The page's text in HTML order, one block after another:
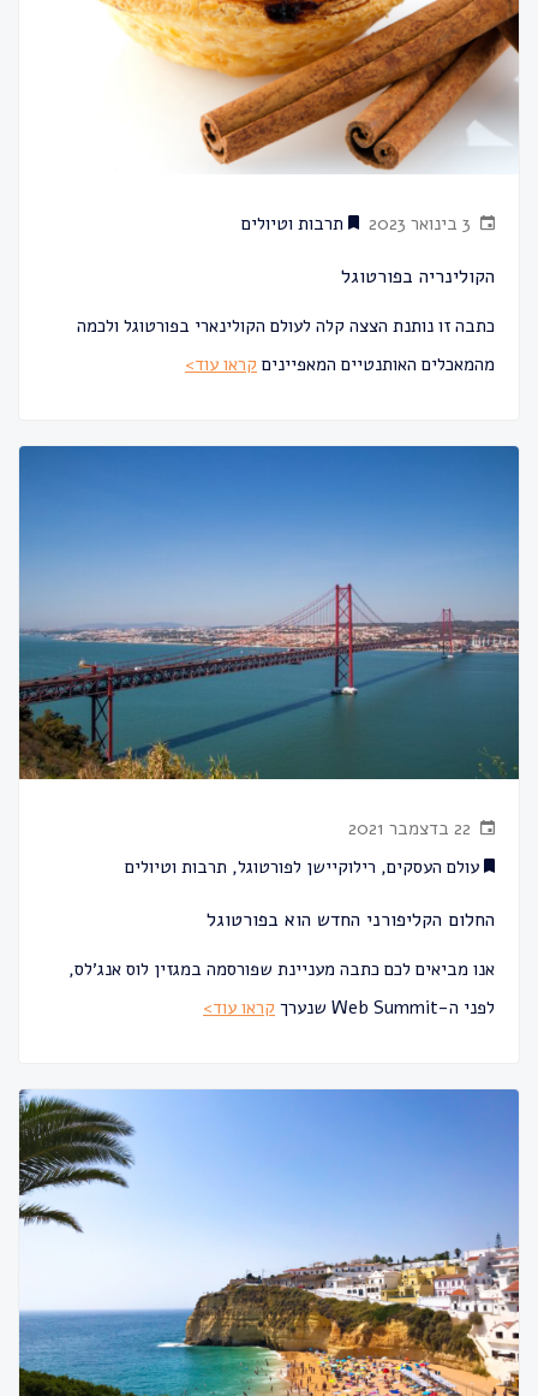
תרבות וטיולים
הקולינריה בפורטוגל
כתבה זו נותנת הצצה קלה לעולם הקולינארי בפורטוגל ולכמה
מהמאכלים האותנטיים המאפיינים קראו עוד>
עולם העסקים, רילוקיישן לפורטוגל, תרבות וטיולים
החלום הקליפורני החדש הוא בפורטוגל
אנו מביאים לכם כתבה מעניינת שפורסמה במגזין לוס אנג׳לס,
לפני ה-Web Summit שנערך
קראו עוד>